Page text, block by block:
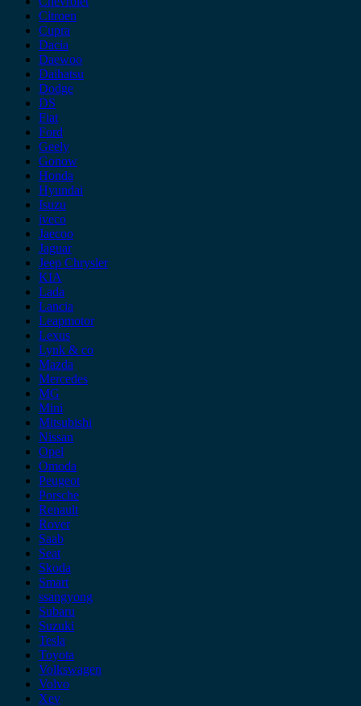
Citroen
Cupra
Dacia
Daewoo
Daihatsu
Dodge
DS
Fiat
Ford
Geely
Gonow
Honda
Hyundai
Isuzu
iveco
Jaecoo
Jaguar
Jeep Chrysler
KIA
Lada
Lancia
Leapmotor
Lexus
Lynk & co
Mazda
Mercedes
MG
Mini
Mitsubishi
Nissan
Opel
Omoda
Peugeot
Porsche
Renault
Rover
Saab
Seat
Skoda
Smart
ssangyong
Subaru
Suzuki
Tesla
Toyota
Volkswagen
Volvo
Xev